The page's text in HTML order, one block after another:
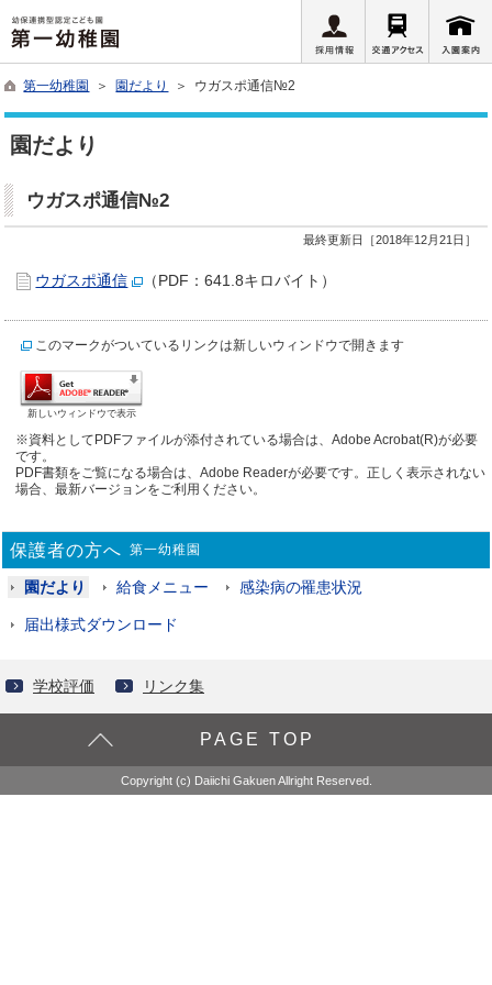
第一幼稚園 ＞ 園だより ＞ ウガスポ通信№2
園だより
ウガスポ通信№2
最終更新日［2018年12月21日］
ウガスポ通信 （PDF：641.8キロバイト）
このマークがついているリンクは新しいウィンドウで開きます
新しいウィンドウで表示
※資料としてPDFファイルが添付されている場合は、Adobe Acrobat(R)が必要
です。
PDF書類をご覧になる場合は、Adobe Readerが必要です。正しく表示されない
場合、最新バージョンをご利用ください。
保護者の方へ 第一幼稚園
園だより 給食メニュー 感染病の罹患状況
届出様式ダウンロード
学校評価 リンク集
PAGE TOP
Copyright (c) Daiichi Gakuen Allright Reserved.